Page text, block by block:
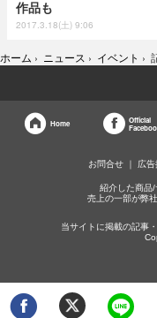
作品も
2017.3.18(土) 9:06
ホーム › ニュース › イベント ›
Home
Official
お問合せ 広
紹介した商品/
売上の一部が弊
当サイトに掲載の記事